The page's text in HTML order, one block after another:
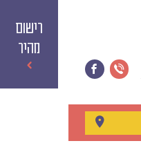
רישום
מהיר